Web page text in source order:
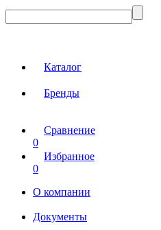
Каталог
Бренды
Сравнение
0
Избранное
0
О компании
Документы